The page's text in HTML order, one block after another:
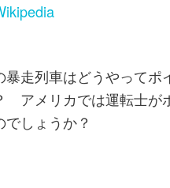
走列車はどうやってポ
アメリカでは運転士が
しょうか？